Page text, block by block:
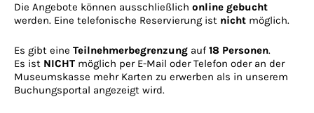
Die Angebote können ausschließlich online gebucht
werden. Eine telefonische Reservierung ist nicht möglich.
Es gibt eine Teilnehmerbegrenzung auf 18 Personen.
Es ist NICHT möglich per E-Mail oder Telefon oder an der
Museumskasse mehr Karten zu erwerben als in unserem
Buchungsportal angezeigt wird.